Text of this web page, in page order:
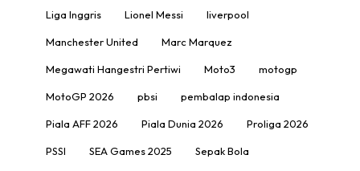
Liga Inggris Lionel Messi liverpool
Manchester United Marc Marquez
Megawati Hangestri Pertiwi Moto3 motogp
MotoGP 2026 pbsi pembalap indonesia
Piala AFF 2026 Piala Dunia 2026 Proliga 2026
PSSI SEA Games 2025 Sepak Bola